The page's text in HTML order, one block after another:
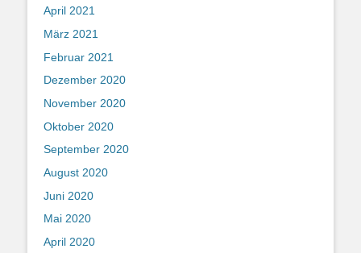
April 2021
März 2021
Februar 2021
Dezember 2020
November 2020
Oktober 2020
September 2020
August 2020
Juni 2020
Mai 2020
April 2020